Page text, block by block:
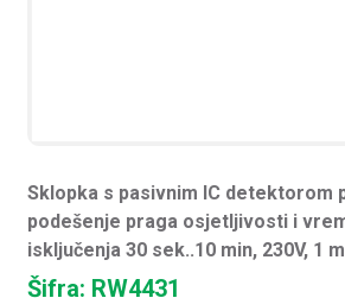
Sklopka s pasivnim IC detektorom
podešenje praga osjetljivosti i
isključenja 30 sek..10 min, 230V, 1
Šifra: RW4431